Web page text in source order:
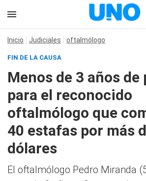
Inicio Judiciales oftalmólogo
FIN DE LA CAUSA
Menos de 3 años
para el reconocido
oftalmólogo que
40 estafas por más
dólares
El oftalmólogo Pedro Miranda